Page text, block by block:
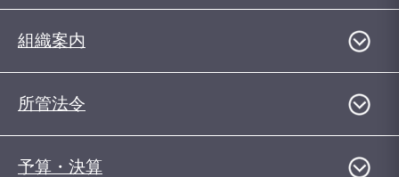
組織案内
所管法令
予算・決算